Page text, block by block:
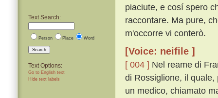
Text Search:
Person Place Word
Search
Text Options:
Go to English text
Hide text labels
piaciute, e cosí spero
raccontare. Ma pure,
m'occorre vi conterò.
[Voice: neifile ]
[ 004 ] Nel reame di
di Rossiglione, il
un medico, chiamato